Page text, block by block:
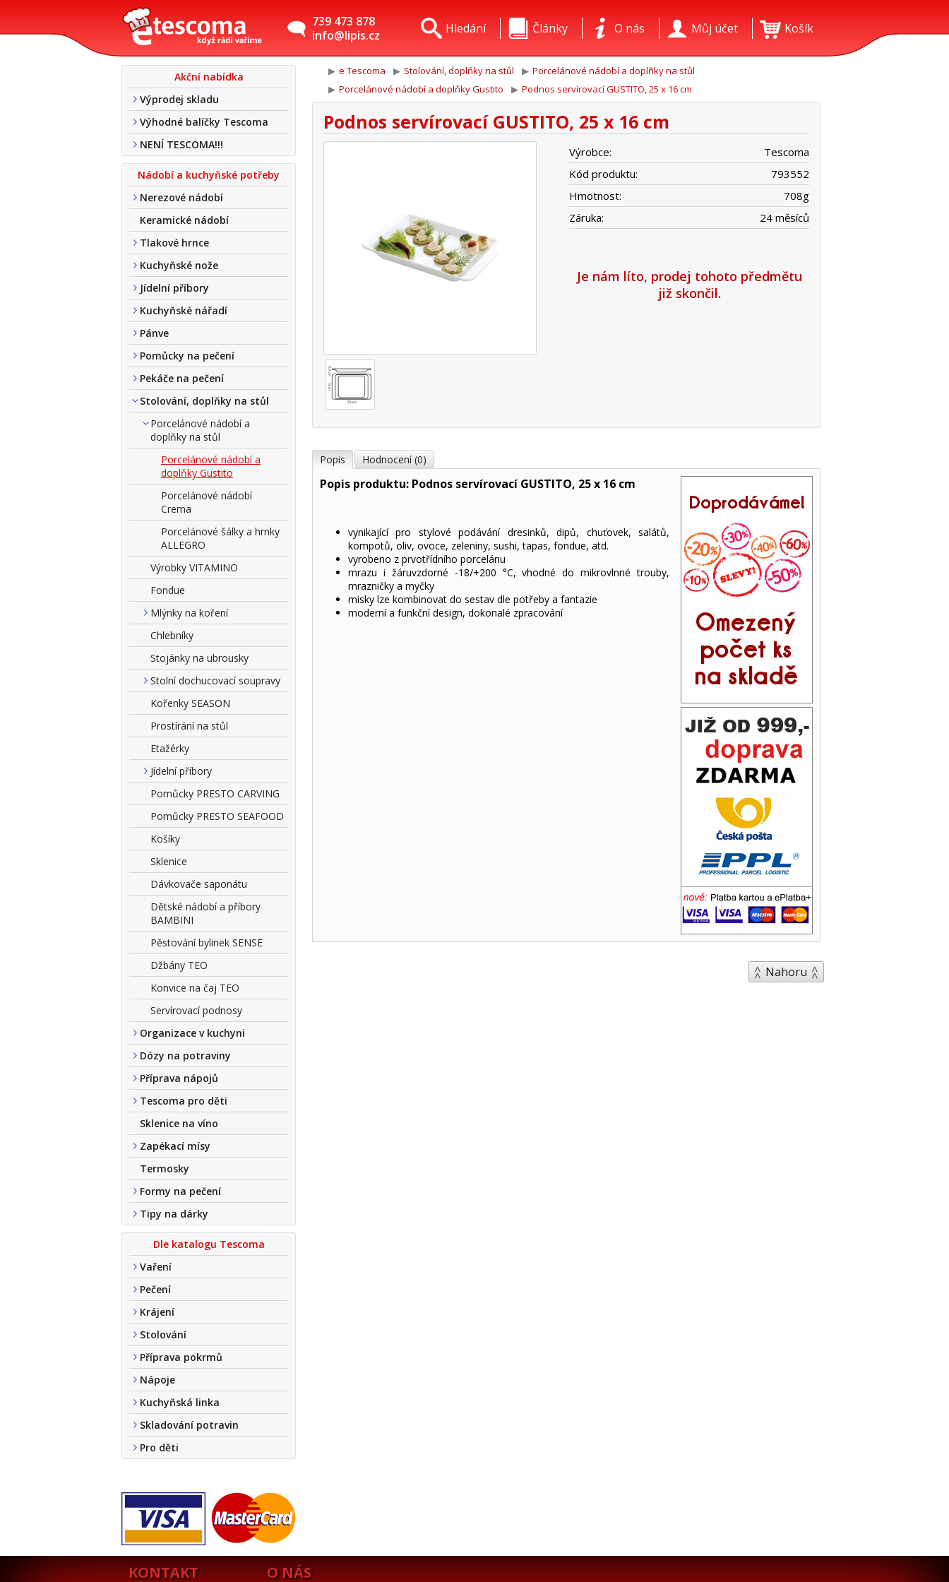
739 473 878
info@lipis.cz
Košík
Můj účet
O nás
Články
Hledání
Akční nabídka
Výprodej skladu
Výhodné balíčky Tescoma
NENÍ TESCOMA!!!
Nádobí a kuchyňské potřeby
Nerezové nádobí
Keramické nádobí
Tlakové hrnce
Kuchyňské nože
Jídelní příbory
Kuchyňské nářadí
Pánve
Pomůcky na pečení
Pekáče na pečení
Stolování, doplňky na stůl
Porcelánové nádobí a
doplňky na stůl
Porcelánové nádobí a
doplňky Gustito
Porcelánové nádobí
Crema
Porcelánové šálky a hrnky
ALLEGRO
Výrobky VITAMINO
Fondue
Mlýnky na koření
Chlebníky
Stojánky na ubrousky
Stolní dochucovací soupravy
Kořenky SEASON
Prostírání na stůl
Etažérky
Jídelní příbory
Pomůcky PRESTO CARVING
Pomůcky PRESTO SEAFOOD
Košíky
Sklenice
Dávkovače saponátu
Dětské nádobí a příbory
BAMBINI
Pěstování bylinek SENSE
Džbány TEO
Konvice na čaj TEO
Servírovací podnosy
Organizace v kuchyni
Dózy na potraviny
Příprava nápojů
Tescoma pro děti
Sklenice na víno
Zapékací mísy
Termosky
Formy na pečení
Tipy na dárky
Dle katalogu Tescoma
Vaření
Pečení
Krájení
Stolování
Příprava pokrmů
Nápoje
Kuchyňská linka
Skladování potravin
Pro děti
e Tescoma Stolování, doplňky na stůl
Porcelánové nádobí a doplňky na stůl
Porcelánové nádobí a doplňky Gustito
Podnos servírovací GUSTITO, 25 x 16 cm
Podnos servírovací GUSTITO, 25 x 16 cm
Výrobce:
Tescoma
Kód produktu:
793552
Hmotnost:
708g
Záruka:
24 měsíců
Je nám líto, prodej tohoto předmětu
již skončil.
Popis Hodnocení (0)
Popis produktu: Podnos servírovací GUSTITO, 25 x 16 cm
vynikající pro stylové podávání dresinků, dipů, chuťovek, salátů,
kompotů, oliv, ovoce, zeleniny, sushi, tapas, fondue, atd.
vyrobeno z prvotřídního porcelánu
mrazu i žáruvzdorné -18/+200 °C, vhodné do mikrovlnné trouby,
mrazničky a myčky
misky lze kombinovat do sestav dle potřeby a fantazie
moderní a funkční design, dokonalé zpracování
Nahoru
KONTAKT O NÁS